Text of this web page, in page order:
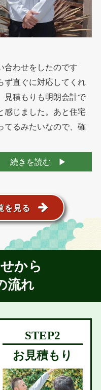
合わせをしたのです
ず直ぐに対応してくれ
見積もりも明朗会計で
感じました。あと住宅
てるみたいなので、確
続きを読む
を見る
から
流れ
お見積もり